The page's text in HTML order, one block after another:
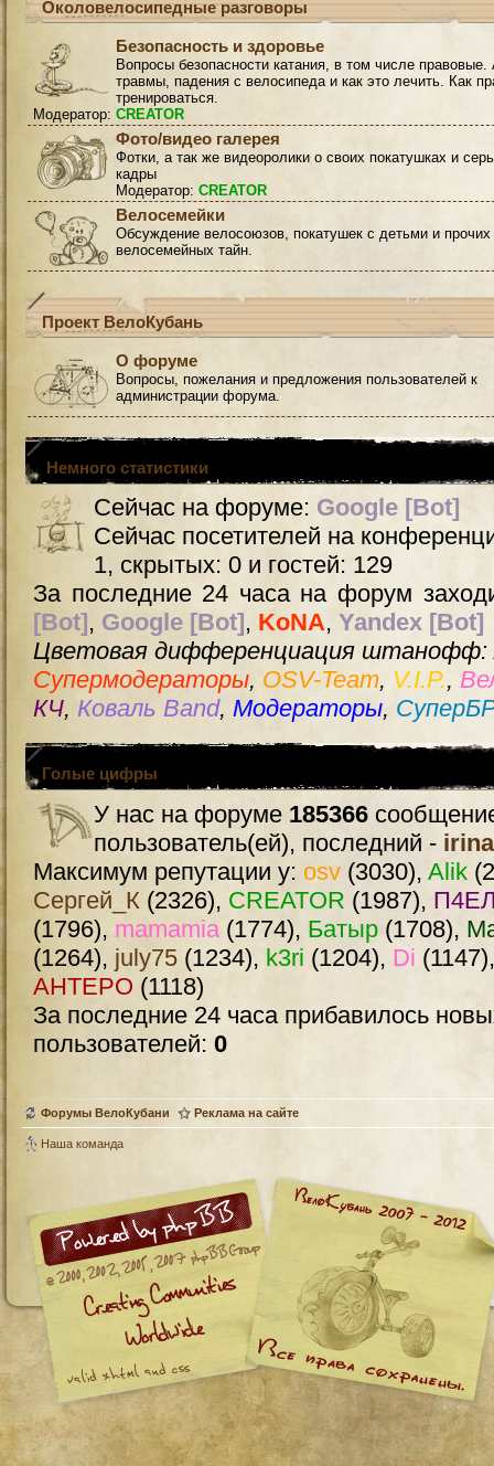
Околовелосипедные разговоры
Безопасность и здоровье
Вопросы безопасности катания, в том числе правовые.
травмы, падения с велосипеда и как это лечить. Как
тренироваться.
Модератор: CREATOR
Фото/видео галерея
Фотки, а так же видеоролики о своих покатушках и
кадры
Модератор: CREATOR
Велосемейки
Обсуждение велосоюзов, покатушек с детьми и прочих
велосемейных тайн.
Проект ВелоКубань
О форуме
Вопросы, пожелания и предложения пользователей к
администрации форума.
Немного статистики
Сейчас на форуме: Google [Bot]
Сейчас посетителей на
1, скрытых: 0 и гостей: 129
За последние 24 часа на форум
[Bot], Google [Bot], KoNA, Yandex [Bot]
Цветовая дифференциация штанофф:
Супермодераторы, OSV-Team, V.I.P.,
КЧ, Коваль Band, Модераторы,
Голые цифры
У нас на форуме 185366
пользователь(ей), последний -
Максимум репутации у: osv (3030), Alik
Сергей_К (2326), CREATOR (1987),
(1796), mamamia(1774), Батыр (1708),
(1264), july75 (1234), k3ri (1204), Di
AHTEPO (1118)
За последние 24 часа прибавилось
пользователей: 0
Форумы ВелоКубани Реклама на сайте
Наша команда